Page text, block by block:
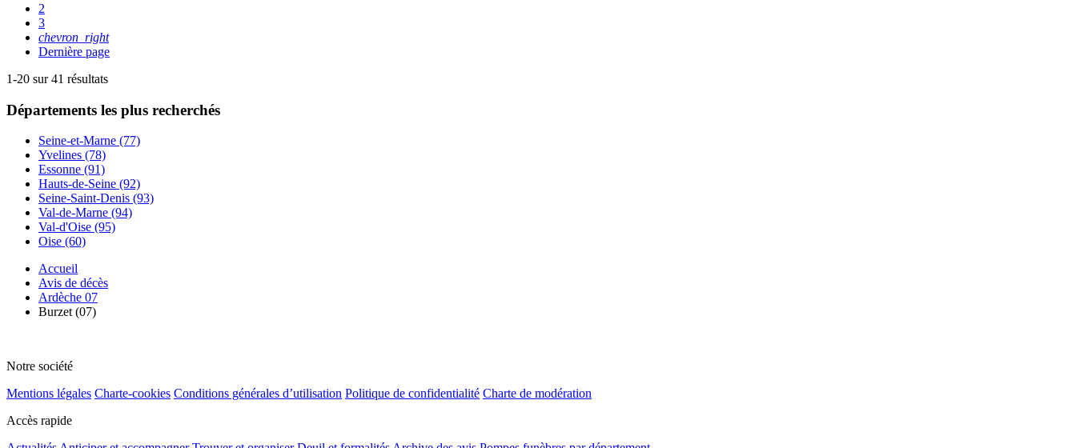
2
3
chevron_right
Dernière page
1-20 sur 41 résultats
Départements les plus recherchés
Seine-et-Marne (77)
Yvelines (78)
Essonne (91)
Hauts-de-Seine (92)
Seine-Saint-Denis (93)
Val-de-Marne (94)
Val-d'Oise (95)
Oise (60)
Accueil
Avis de décès
Ardèche 07
Burzet (07)
Notre société
Mentions légales Charte-cookies Conditions générales d’utilisation Politique de confidentialité Charte de modération
Accès rapide